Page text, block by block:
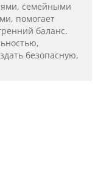
семейными
помогает
баланс.
безопасную,